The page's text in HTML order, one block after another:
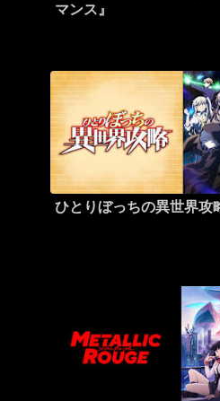
マンス』
ひとりぼっちの異世界攻